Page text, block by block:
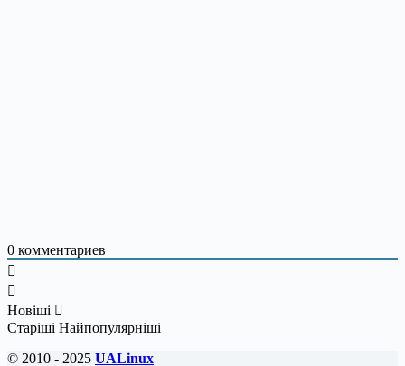
0 комментариев
Новіші
Старіші Найпопулярніші
© 2010 - 2025 UALinux